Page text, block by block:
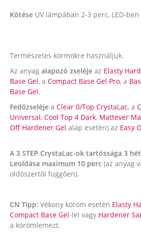
Kötése UV lámpában 2-3 perc, LED-
Természetes körmökre használjuk.
Az anyag alapozó zseléje az Elasty
Base Gel, a Compact Base Gel Pro, a
Base Gel.
Fedőzseléje a Clear 0/Top CrystaLac, a
Universal, Cool Top 4 Dark, Mattever
Off Hardener Gel alap esetén) az Easy
A 3 STEP CrystaLac-ok tartóssága 3
Leoldása maximum 10 perc (az anyag
oldószertől függően).
CN Tipp: Vékony köröm esetén Elasty
Compact Base Gel-lel vagy Hardener
a körömlemezt.